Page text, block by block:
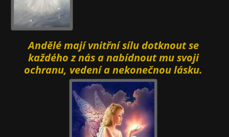
Andělé mají vnitřní sílu dotknout se
každého z nás a nabídnout mu svoji
ochranu, vedení a nekonečnou lásku.